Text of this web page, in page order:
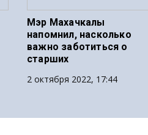
Мэр Махачкалы
напомнил, насколько
важно заботиться о
старших
2 октября 2022, 17:44